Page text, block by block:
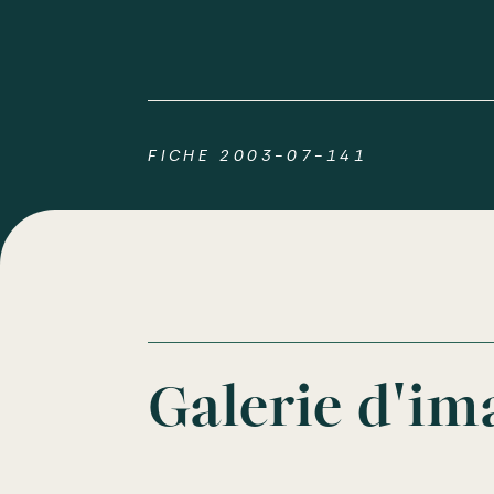
FICHE 2003-07-141
Galerie